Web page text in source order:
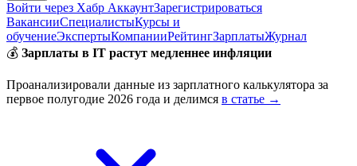
Войти через Хабр АккаунтЗарегистрироваться
ВакансииСпециалистыКурсы и
обучениеЭкспертыКомпанииРейтингЗарплатыЖурнал
💰 Зарплаты в IT растут медленнее инфляции
Проанализировали данные из зарплатного калькулятора за
первое полугодие 2026 года и делимся в статье →